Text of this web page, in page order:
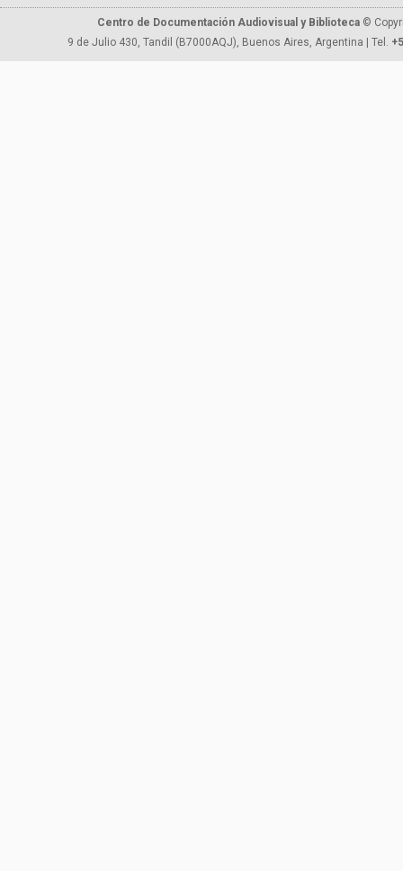
Centro de Documentación Audiovisual y Biblioteca ©
9 de Julio 430, Tandil (B7000AQJ), Buenos Aires, Argentina | Tel.